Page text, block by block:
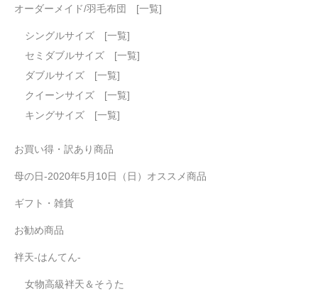
オーダーメイド/羽毛布団 [一覧]
シングルサイズ [一覧]
セミダブルサイズ [一覧]
ダブルサイズ [一覧]
クイーンサイズ [一覧]
キングサイズ [一覧]
お買い得・訳あり商品
母の日-2020年5月10日（日）オススメ商品
ギフト・雑貨
お勧め商品
袢天-はんてん-
女物高級袢天＆そうた